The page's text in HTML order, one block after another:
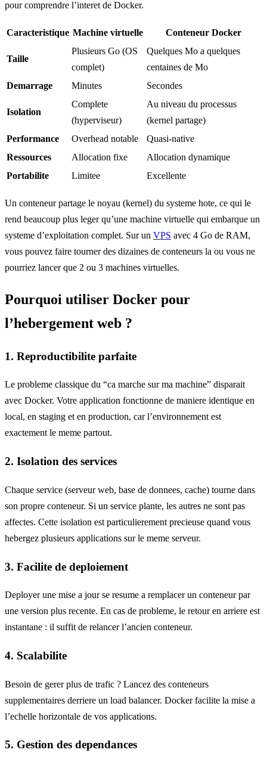
pour comprendre l’interet de Docker.
Caracteristique Machine virtuelle Conteneur Docker
Taille
Plusieurs Go (OS
complet)
Quelques Mo a quelques
centaines de Mo
Demarrage
Minutes Secondes
Isolation
Complete
(hyperviseur)
Au niveau du processus
(kernel partage)
Performance
Overhead notable
Quasi-native
Ressources
Allocation fixe
Allocation dynamique
Portabilite
Limitee Excellente
Un conteneur partage le noyau (kernel) du systeme hote, ce qui le
rend beaucoup plus leger qu’une machine virtuelle qui embarque un
systeme d’exploitation complet. Sur un VPS avec 4 Go de RAM,
vous pouvez faire tourner des dizaines de conteneurs la ou vous ne
pourriez lancer que 2 ou 3 machines virtuelles.
Pourquoi utiliser Docker pour
l’hebergement web ?
1. Reproductibilite parfaite
Le probleme classique du “ca marche sur ma machine” disparait
avec Docker. Votre application fonctionne de maniere identique en
local, en staging et en production, car l’environnement est
exactement le meme partout.
2. Isolation des services
Chaque service (serveur web, base de donnees, cache) tourne dans
son propre conteneur. Si un service plante, les autres ne sont pas
affectes. Cette isolation est particulierement precieuse quand vous
hebergez plusieurs applications sur le meme serveur.
3. Facilite de deploiement
Deployer une mise a jour se resume a remplacer un conteneur par
une version plus recente. En cas de probleme, le retour en arriere est
instantane : il suffit de relancer l’ancien conteneur.
4. Scalabilite
Besoin de gerer plus de trafic ? Lancez des conteneurs
supplementaires derriere un load balancer. Docker facilite la mise a
l’echelle horizontale de vos applications.
5. Gestion des dependances